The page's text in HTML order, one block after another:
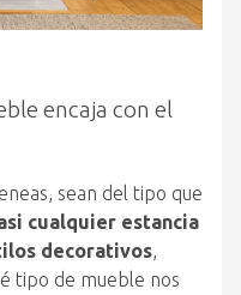
encaja con el
sean del tipo que
cualquier estancia
decorativos,
tipo de mueble nos